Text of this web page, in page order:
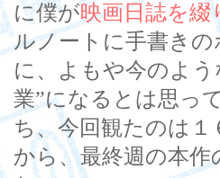
に僕が映画日誌を綴
ルノートに手書き
に、よもや今のよ
業”になるとは思っ
ち、今回観たのは
から、最終週の本